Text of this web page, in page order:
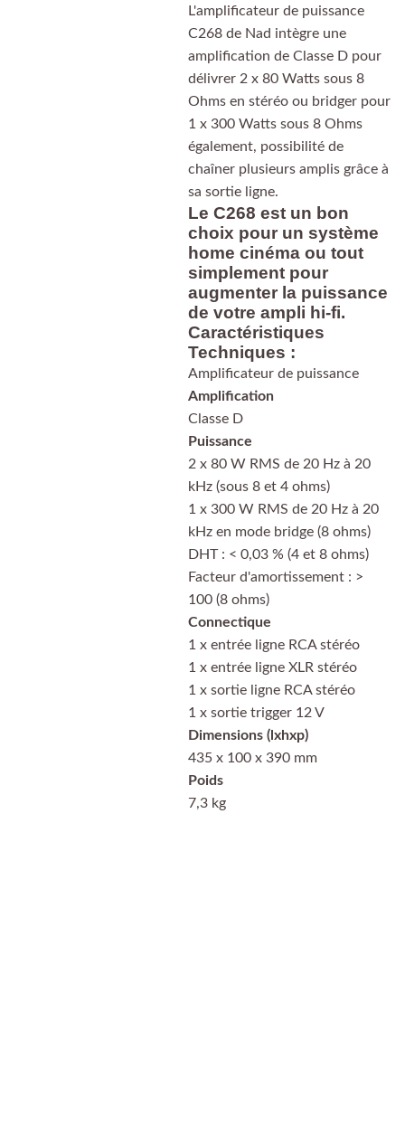
L'amplificateur de puissance
C268 de Nad intègre une
amplification de Classe D pour
délivrer 2 x 80 Watts sous 8
Ohms en stéréo ou bridger pour
1 x 300 Watts sous 8 Ohms
également, possibilité de
chaîner plusieurs amplis grâce à
sa sortie ligne.
Le C268 est un bon
choix pour un système
home cinéma ou tout
simplement pour
augmenter la puissance
de votre ampli hi-fi.
Caractéristiques
Techniques :
Amplificateur de puissance
Amplification
Classe D
Puissance
2 x 80 W RMS de 20 Hz à 20
kHz (sous 8 et 4 ohms)
1 x 300 W RMS de 20 Hz à 20
kHz en mode bridge (8 ohms)
DHT : < 0,03 % (4 et 8 ohms)
Facteur d'amortissement : >
100 (8 ohms)
Connectique
1 x entrée ligne RCA stéréo
1 x entrée ligne XLR stéréo
1 x sortie ligne RCA stéréo
1 x sortie trigger 12 V
Dimensions (lxhxp)
435 x 100 x 390 mm
Poids
7,3 kg